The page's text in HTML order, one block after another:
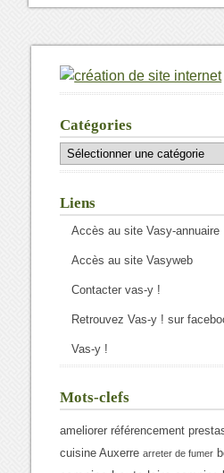
Catégories
Catégories
Liens
Accès au site Vasy-annuaire
Accès au site Vasyweb
Contacter vas-y !
Retrouvez Vas-y ! sur
Vas-y !
Mots-clefs
ameliorer référencement
cuisine Auxerre arreter de fumer